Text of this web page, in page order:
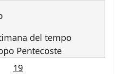
del tempo
Pentecoste
19